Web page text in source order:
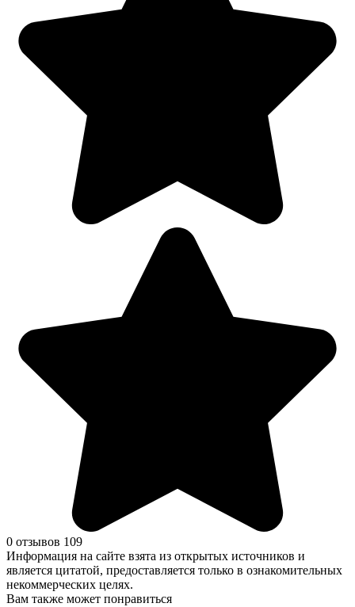
0 отзывов 109
Информация на сайте взята из открытых источников и
является цитатой, предоставляется только в ознакомительных
некоммерческих целях.
Вам также может понравиться